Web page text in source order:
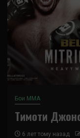
Бои ММА
Тимоти
6 лет тому назад